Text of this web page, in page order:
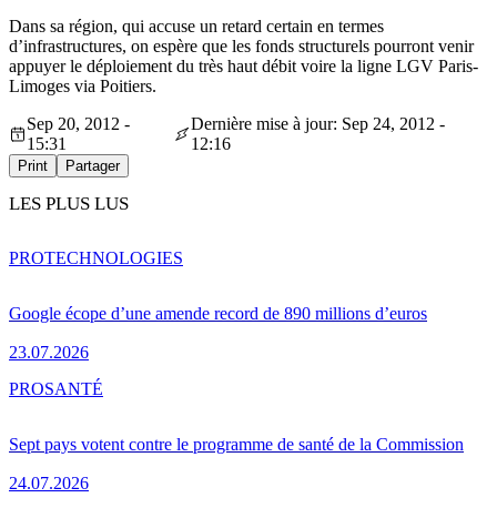
Dans sa région, qui accuse un retard certain en termes
d’infrastructures, on espère que les fonds structurels pourront venir
appuyer le déploiement du très haut débit voire la ligne LGV Paris-
Limoges via Poitiers.
Sep 20, 2012 -
15:31
Dernière mise à jour: Sep 24, 2012 -
12:16
Print Partager
LES PLUS LUS
Google écope d’une amende record de 890 millions d’euros
23.07.2026
PROTECHNOLOGIES
Sept pays votent contre le programme de santé de la Commission
24.07.2026
PROSANTÉ